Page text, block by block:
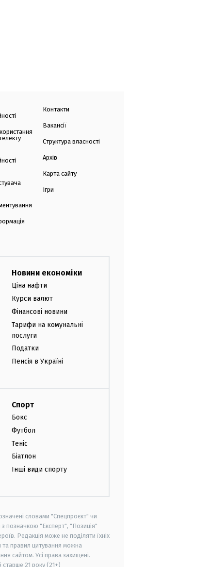
Контакти
Вакансії
Структура власності
Архів
Карта сайту
Ігри
Новини економіки
Ціна нафти
Курси валют
Фінансові новини
Тарифи на комунальні
послуги
Податки
Пенсія в Україні
Спорт
Бокс
Футбол
Теніс
Біатлон
Інші види спорту
словами "Спецпроєкт" чи
позначкою "Експерт", "Позиція"
Редакція може не поділяти їхніх
правил цитування можна
сайтом. Усі права захищені.
старше 21 року (21+)